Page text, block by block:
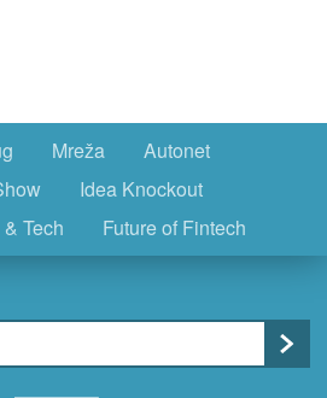
Mreža
Autonet
Idea Knockout
Tech
Future of Fintech